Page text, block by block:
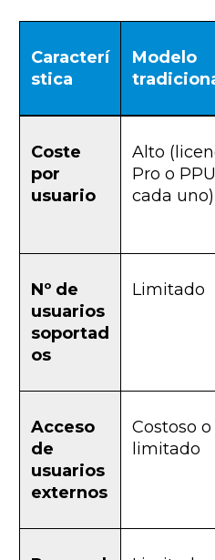
Caracterí
stica
Modelo
Coste
por
usuario
Alto
Pro o
cada uno)
Nº de
usuarios
soportad
os
Limitado
Acceso
de
usuarios
externos
Costoso o
limitado